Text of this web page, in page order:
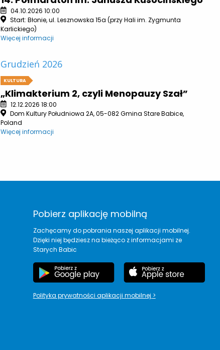
04.10.2026 10:00
Start: Błonie, ul. Lesznowska 15a (przy Hali im. Zygmunta
Karlickiego)
Więcej informacji
Grudzień 2026
KULTURA
„Klimakterium 2, czyli Menopauzy Szał”
12.12.2026 18:00
Dom Kultury Południowa 2A, 05-082 Gmina Stare Babice,
Poland
Więcej informacji
Pobierz aplikację mobilną
Zachęcamy do pobrania naszej aplikacji mobilnej.
Dzięki niej będziesz na bieżąco z informacjami ze
Starych Babic
Polityka prywatności aplikacji mobilnej >